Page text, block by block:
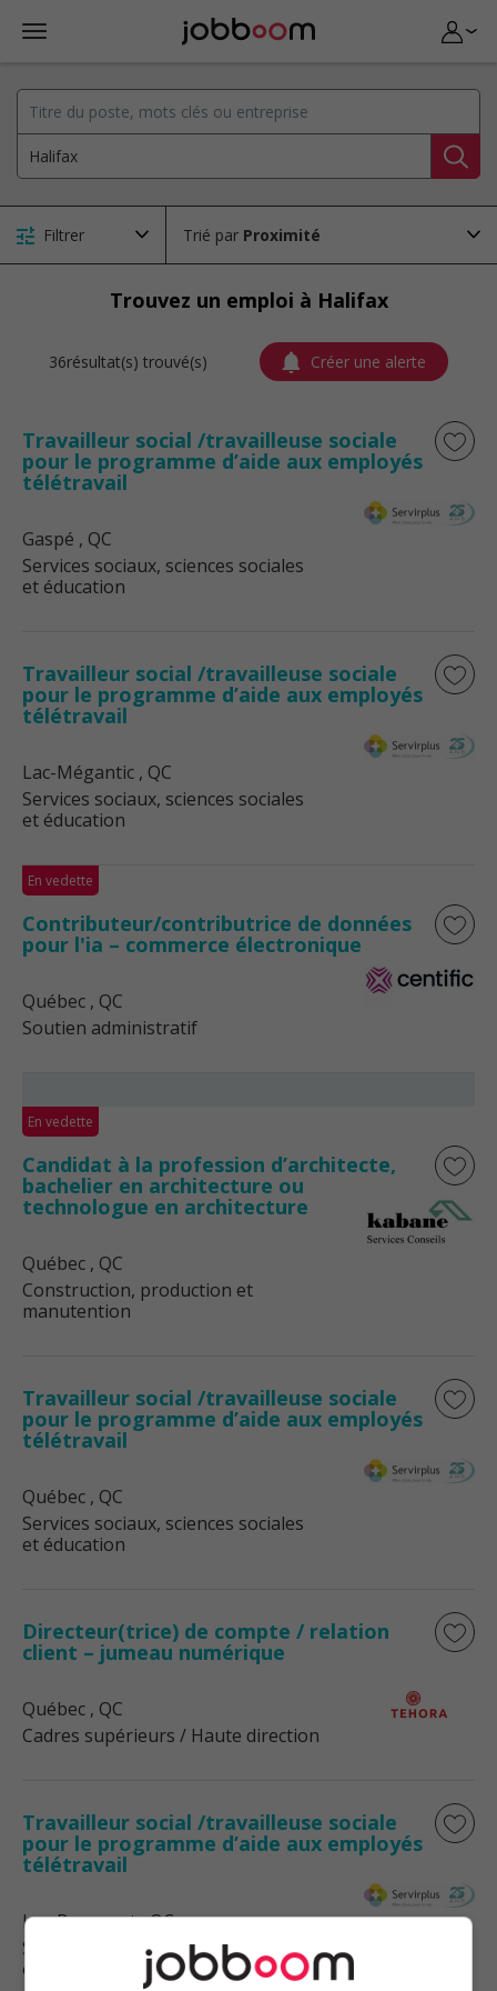
Filtrer Trié par
Trouvez un emploi à Halifax
36résultat(s) trouvé(s) Créer une alerte
Travailleur social /travailleuse sociale
pour le programme d’aide aux employés
télétravail
Gaspé , QC
Services sociaux, sciences sociales
et éducation
Travailleur social /travailleuse sociale
pour le programme d’aide aux employés
télétravail
Lac-Mégantic , QC
Services sociaux, sciences sociales
et éducation
En vedette
Contributeur/contributrice de données
pour l'ia – commerce électronique
Québec , QC
Soutien administratif
En vedette
Candidat à la profession d’architecte,
bachelier en architecture ou
technologue en architecture
Québec , QC
Construction, production et
manutention
Travailleur social /travailleuse sociale
pour le programme d’aide aux employés
télétravail
Québec , QC
Services sociaux, sciences sociales
et éducation
Directeur(trice) de compte / relation
client – jumeau numérique
Québec , QC
Cadres supérieurs / Haute direction
Travailleur social /travailleuse sociale
pour le programme d’aide aux employés
télétravail
Lac-Beauport, QC
Services sociaux, sciences sociales
et éducation